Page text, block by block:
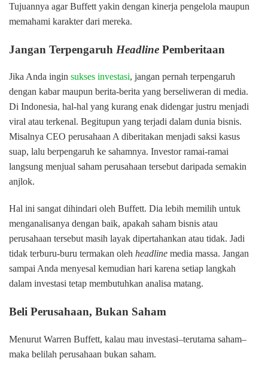
Tujuannya agar Buffett yakin dengan kinerja pengelola maupun
memahami karakter dari mereka.
Jangan Terpengaruh Headline Pemberitaan
Jika Anda ingin sukses investasi, jangan pernah terpengaruh
dengan kabar maupun berita-berita yang berseliweran di media.
Di Indonesia, hal-hal yang kurang enak didengar justru menjadi
viral atau terkenal. Begitupun yang terjadi dalam dunia bisnis.
Misalnya CEO perusahaan A diberitakan menjadi saksi kasus
suap, lalu berpengaruh ke sahamnya. Investor ramai-ramai
langsung menjual saham perusahaan tersebut daripada semakin
anjlok.
Hal ini sangat dihindari oleh Buffett. Dia lebih memilih untuk
menganalisanya dengan baik, apakah saham bisnis atau
perusahaan tersebut masih layak dipertahankan atau tidak. Jadi
tidak terburu-buru termakan oleh headline media massa. Jangan
sampai Anda menyesal kemudian hari karena setiap langkah
dalam investasi tetap membutuhkan analisa matang.
Beli Perusahaan, Bukan Saham
Menurut Warren Buffett, kalau mau investasi–terutama saham–
maka belilah perusahaan bukan saham.